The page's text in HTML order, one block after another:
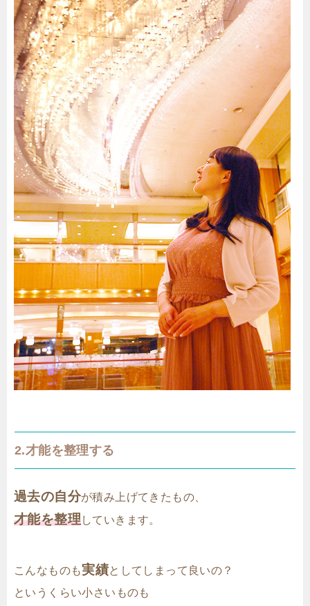
2.才能を整理する
過去の自分が積み上げてきたもの、
才能を整理していきます。
こんなものも実績としてしまって良いの？
というくらい小さいものも